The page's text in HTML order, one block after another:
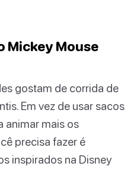
Mickey Mouse
gostam de corrida de
Em vez de usar sacos
animar mais os
precisa fazer é
inspirados na Disney